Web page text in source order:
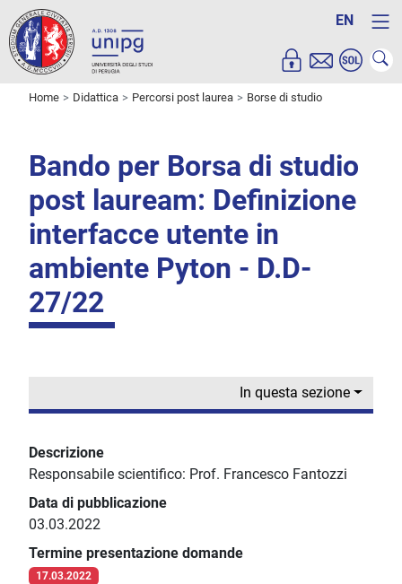
EN
Home Didattica Percorsi post laurea Borse di studio
Bando per Borsa di studio
post lauream: Definizione
interfacce utente in
ambiente Pyton - D.D-
27/22
In questa sezione
Descrizione
Responsabile scientifico: Prof. Francesco Fantozzi
Data di pubblicazione
03.03.2022
Termine presentazione domande
17.03.2022